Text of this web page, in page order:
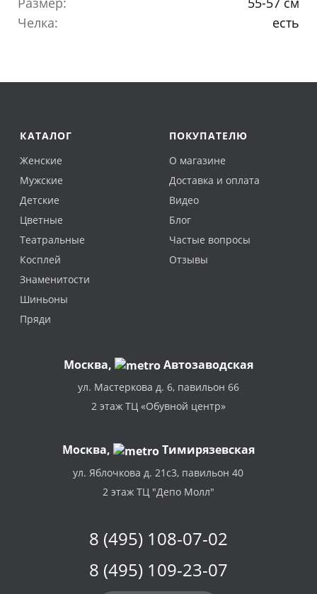
Челка:
есть
КАТАЛОГ
Женские
Мужские
Детские
Цветные
Театральные
Косплей
Знаменитости
Шиньоны
Пряди
ПОКУПАТЕЛЮ
О магазине
Доставка и оплата
Видео
Блог
Частые вопросы
Отзывы
Москва, Автозаводская
ул. Мастеркова д. 6, павильон 66
2 этаж ТЦ «Обувной центр»
Москва, Тимирязевская
ул. Яблочкова д. 21с3, павильон 40
2 этаж ТЦ "Депо Молл"
8 (495) 108-07-02
8 (495) 109-23-07